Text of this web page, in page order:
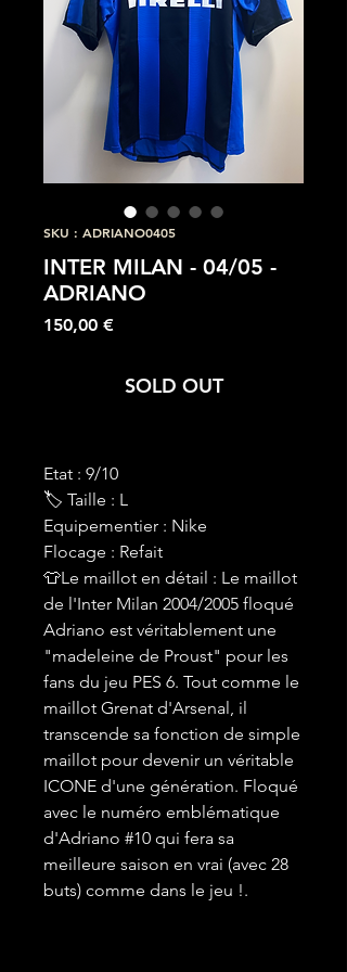
SKU : ADRIANO0405
INTER MILAN - 04/05 -
ADRIANO
150,00 €Prix
SOLD OUT
Etat : 9/10
🏷 Taille : L
Equipementier : Nike
Flocage : Refait
👕Le maillot en détail : Le maillot
de l'Inter Milan 2004/2005 floqué
Adriano est véritablement une
"madeleine de Proust" pour les
fans du jeu PES 6. Tout comme le
maillot Grenat d'Arsenal, il
transcende sa fonction de simple
maillot pour devenir un véritable
ICONE d'une génération. Floqué
avec le numéro emblématique
d'Adriano #10 qui fera sa
meilleure saison en vrai (avec 28
buts) comme dans le jeu !.